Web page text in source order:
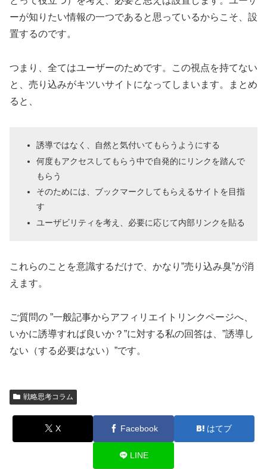
ーが知りたい情報の一つであると思っているからこそ、設
置するのです。
つまり、全てはユーザーのためです。この視点を持てない
と、売り込みがキツいサイトになってしまいます。まとめ
ると、
誘導ではなく、自然と気付いてもらうようにする
何度もアクセスしてもらう中で自発的にリンクを踏んで
もらう
そのためには、ブックマークしてもらえるサイトを目指
す
ユーザビリティを考え、必要に応じて内部リンクを貼る
これらのことを意識するだけで、かなり”売り込み臭”が消
えます。
ご質問の ”一般記事からアフィリエイトリンクページへ、
いかに誘導すれば良いか？”に対する私の回答は、”誘導し
ない（する必要はない）”です。
戦略思考コラム
X Facebook はてブ
LINE